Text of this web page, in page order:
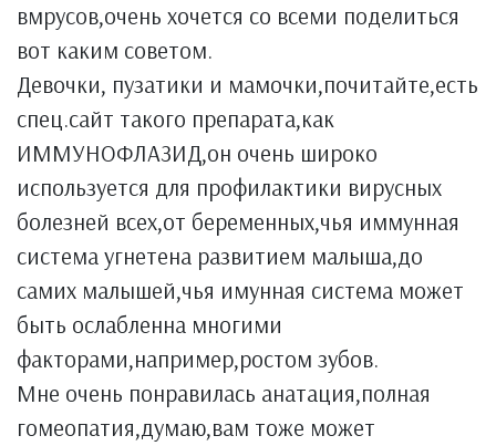
вмрусов,очень хочется со всеми поделиться
вот каким советом.
Девочки, пузатики и мамочки,почитайте,есть
спец.сайт такого препарата,как
ИММУНОФЛАЗИД,он очень широко
используется для профилактики вирусных
болезней всех,от беременных,чья иммунная
система угнетена развитием малыша,до
самих малышей,чья имунная система может
быть ослабленна многими
факторами,например,ростом зубов.
Мне очень понравилась анатация,полная
гомеопатия,думаю,вам тоже может